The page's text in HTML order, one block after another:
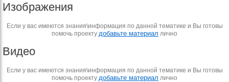
Изображения
Если у вас имеются знания\информация по данной тематике и Вы готовы
помочь проекту добавьте материал лично
Видео
Если у вас имеются знания\информация по данной тематике и Вы готовы
помочь проекту добавьте материал лично